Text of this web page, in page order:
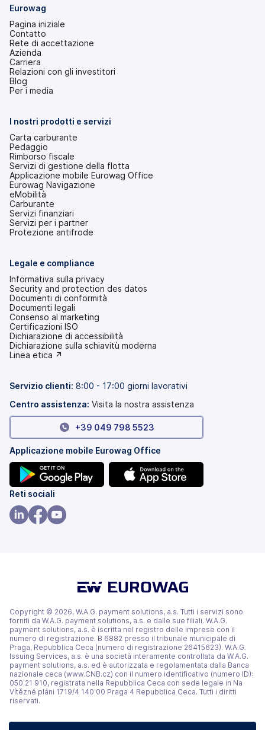
Eurowag
Pagina iniziale
Contatto
Rete di accettazione
Azienda
Carriera
Relazioni con gli investitori
(si
apre
nuova
scheda)
Blog
Per i media
I nostri prodotti e servizi
Carta carburante
Pedaggio
Rimborso fiscale
Servizi di gestione della flotta
Applicazione mobile Eurowag Office
Eurowag Navigazione
eMobilità
Carburante
Servizi finanziari
Servizi per i partner
Protezione antifrode
Legale e compliance
Informativa sulla privacy
Security and protection des datos
Documenti di conformità
Documenti legali
Consenso al marketing
Certificazioni ISO
Dichiarazione di accessibilità
(si
apre
nuova
Dichiarazione sulla schiavitù moderna
(si
una
scheda)
Linea etica ↗
Servizio clienti: 8:00 - 17:00 giorni lavorativi
Centro assistenza: Visita la nostra assistenza
+39 049 798 5523
Applicazione mobile Eurowag Office
(si
apre
in
Reti sociali
Copyright © 2026, W.A.G. payment solutions, a.s. Tutti i servizi sono
forniti da W.A.G. payment solutions, a.s. e dalle sue filiali. W.A.G.
payment solutions, a.s. è iscritta nel registro delle imprese con il
numero di registrazione. B 6882 presso il tribunale municipale di
Praga, Repubblica Ceca (numero di registrazione 26415623). W.A.G.
Issuing Services, a.s. è una società interamente controllata da W.A.G.
payment solutions, a.s. ed è autorizzata e regolamentata dalla Banca
nazionale ceca (www.CNB.cz) con il numero identificativo (numero ID):
050 21 910, registrata nella Repubblica Ceca con sede legale in Na
Vítězné pláni 1719/4 140 00 Praga 4 Repubblica Ceca. Tutti i diritti
riservati.